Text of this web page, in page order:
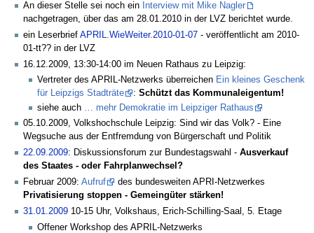
An dieser Stelle sei noch ein Interview mit Mike Nagler
nachgetragen, über das am 28.01.2010 in der LVZ berichtet wurde.
ein Leserbrief APRIL.WieWeiter.2010-01-07 - veröffentlicht am 2010-
01-tt?? in der LVZ
16.12.2009, 13:30-14:00 im Neuen Rathaus zu Leipzig:
Vertreter des APRIL-Netzwerks überreichen Ein kleines Geschenk
für Leipzigs Stadträte
:Schützt das Kommunaleigentum!
siehe auch
… mehr Demokratie im Leipziger Rathaus
05.10.2009, Volkshochschule Leipzig: Sind wir das Volk? - Eine
Wegsuche aus der Entfremdung von Bürgerschaft und Politik
22.09.2009: Diskussionsforum zur Bundestagswahl - Ausverkauf
des Staates - oder Fahrplanwechsel?
Februar 2009: Aufruf
des bundesweiten APRI-Netzwerkes
Privatisierung stoppen - Gemeingüter stärken!
31.01.2009 10-15 Uhr, Volkshaus, Erich-Schilling-Saal, 5. Etage
Offener Workshop des APRIL-Netzwerks